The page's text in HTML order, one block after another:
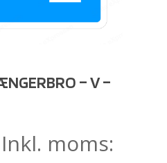
– V –
Inkl. moms: